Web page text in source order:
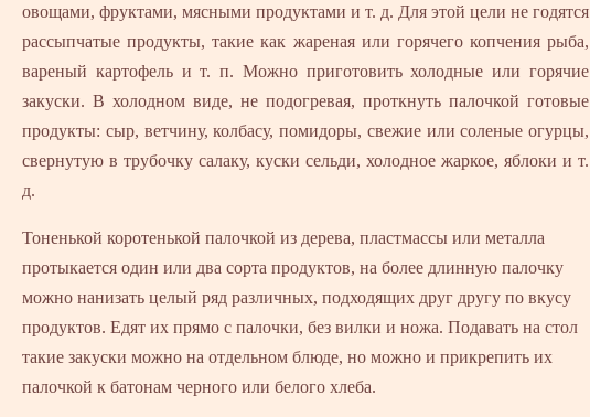
овощами, фруктами, мясными продуктами и т. д. Для этой цели не годятся
рассыпчатые продукты, такие как жареная или горячего копчения рыба,
вареный картофель и т. п. Можно приготовить холодные или горячие
закуски. В холодном виде, не подогревая, проткнуть палочкой готовые
продукты: сыр, ветчину, колбасу, помидоры, свежие или соленые огурцы,
свернутую в трубочку салаку, куски сельди, холодное жаркое, яблоки и т.
д.
Тоненькой коротенькой палочкой из дерева, пластмассы или металла
протыкается один или два сорта продуктов, на более длинную палочку
можно нанизать целый ряд различных, подходящих друг другу по вкусу
продуктов. Едят их прямо с палочки, без вилки и ножа. Подавать на стол
такие закуски можно на отдельном блюде, но можно и прикрепить их
палочкой к батонам черного или белого хлеба.